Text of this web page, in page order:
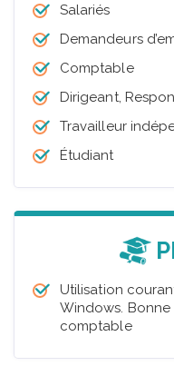
Salariés
Demandeurs
Comptable
Dirigeant,
Travailleur
Étudiant
Utilisation
Windows.
comptable